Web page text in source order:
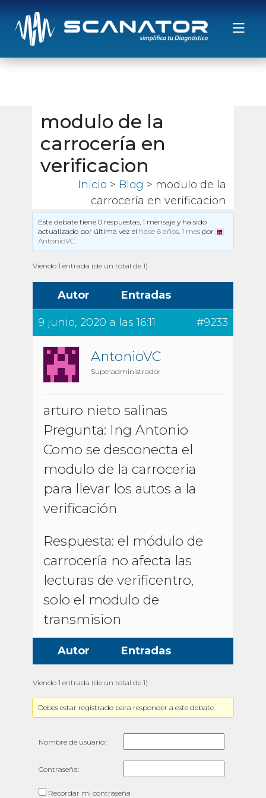
Saltar al contenido
modulo de la
carrocería en
verificacion
Inicio > Blog > modulo de la
carrocería en verificacion
Este debate tiene 0 respuestas, 1 mensaje y ha sido
actualizado por última vez el hace 6 años, 1 mes por
AntonioVC
Viendo 1 entrada (de un total de 1)
Autor Entradas
9 junio, 2020 a las 16:11 #9233
AntonioVC
Superadministrador
arturo nieto salinas
Pregunta: Ing Antonio
Como se desconecta el
modulo de la carroceria
para llevar los autos a la
verificación
Respuesta: el módulo de
carrocería no afecta las
lecturas de verificentro,
solo el modulo de
transmision
Autor Entradas
Viendo 1 entrada (de un total de 1)
Debes estar registrado para responder a este debate.
Nombre de usuario:
Contraseña:
Recordar mi contraseña